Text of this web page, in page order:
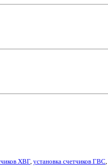
ХВГ, установка счетчиков ГВС,